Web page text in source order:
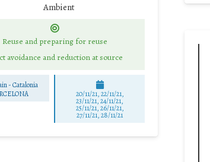
Ambient
Reuse and preparing for reuse
avoidance and reduction at source
- Catalonia
20/11/21, 22/11/21,
23/11/21, 24/11/21,
25/11/21, 26/11/21,
27/11/21, 28/11/21